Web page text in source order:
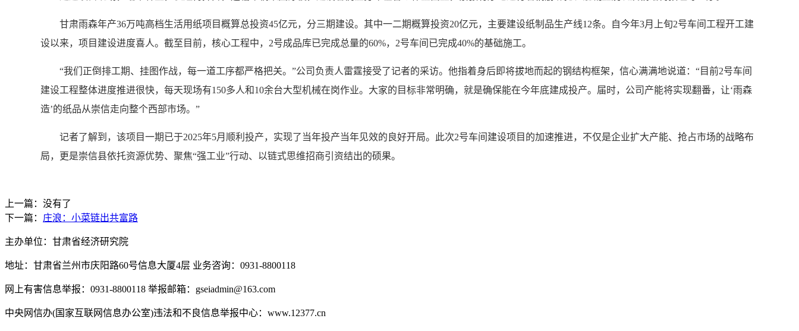
甘肃雨森年产36万吨高档生活用纸项目概算总投资45亿元，分三期建设。其中一二期概算投资20亿元，主要建设纸制品生产线12条。自今年3月上旬2号车间工程开工建
设以来，项目建设进度喜人。截至目前，核心工程中，2号成品库已完成总量的60%，2号车间已完成40%的基础施工。
“我们正倒排工期、挂图作战，每一道工序都严格把关。”公司负责人雷霆接受了记者的采访。他指着身后即将拔地而起的钢结构框架，信心满满地说道：“目前2号车间
建设工程整体进度推进很快，每天现场有150多人和10余台大型机械在岗作业。大家的目标非常明确，就是确保能在今年底建成投产。届时，公司产能将实现翻番，让‘雨森
造’的纸品从崇信走向整个西部市场。”
记者了解到，该项目一期已于2025年5月顺利投产，实现了当年投产当年见效的良好开局。此次2号车间建设项目的加速推进，不仅是企业扩大产能、抢占市场的战略布
局，更是崇信县依托资源优势、聚焦“强工业”行动、以链式思维招商引资结出的硕果。
上一篇：没有了
下一篇： 庄浪：小菜链出共富路
主办单位：甘肃省经济研究院
地址：甘肃省兰州市庆阳路60号信息大厦4层 业务咨询：0931-8800118
网上有害信息举报：0931-8800118 举报邮箱：gseiadmin@163.com
中央网信办(国家互联网信息办公室)违法和不良信息举报中心：www.12377.cn